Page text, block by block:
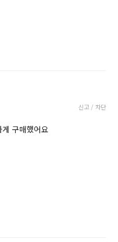
신고 / 차단
구매했어요